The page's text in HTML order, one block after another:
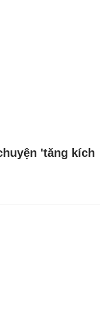
'tăng kích